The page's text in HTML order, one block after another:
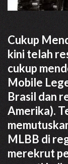
Cukup
kini telah
cukup
Mobile
Brasil dan
Amerika).
MLBB di
merekrut